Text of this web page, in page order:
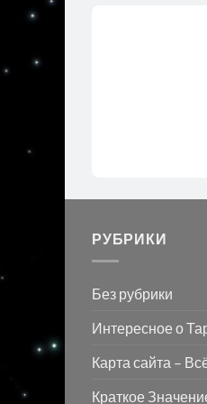
РУБРИКИ
Без рубрики
Интересное о
Карта сайта –
Краткое